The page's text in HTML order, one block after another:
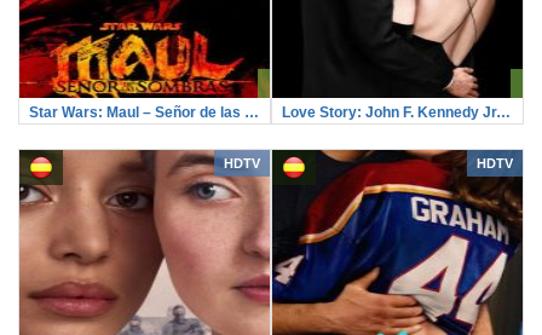
Star Wars: Maul – Señor de las sombras 1×4 Love Story: John F. Kennedy Jr. y Carolyn Bessette 1×8
HDTV HDTV